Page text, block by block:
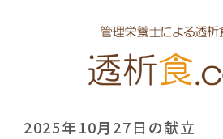
2025年10月27日の献立